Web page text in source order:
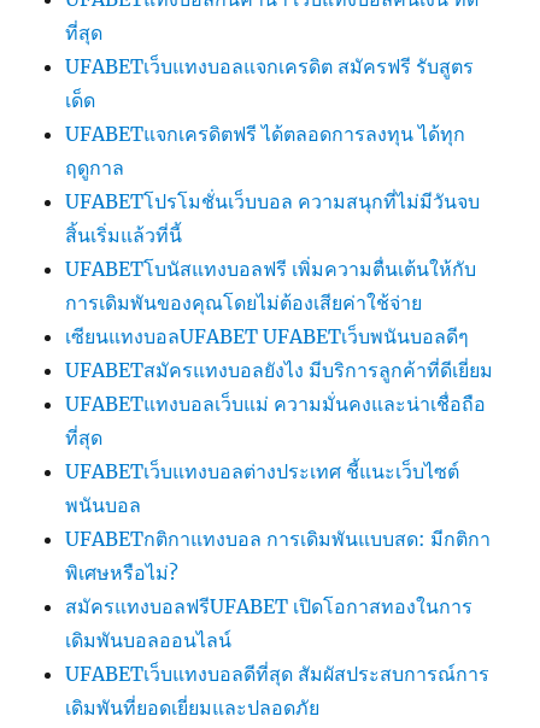
ที่สุด
UFABETเว็บแทงบอลแจกเครดิต สมัครฟรี รับสูตร
เด็ด
UFABETแจกเครดิตฟรี ได้ตลอดการลงทุน ได้ทุก
ฤดูกาล
UFABETโปรโมชั่นเว็บบอล ความสนุกที่ไม่มีวันจบ
สิ้นเริ่มแล้วที่นี้
UFABETโบนัสแทงบอลฟรี เพิ่มความตื่นเต้นให้กับ
การเดิมพันของคุณโดยไม่ต้องเสียค่าใช้จ่าย
เซียนแทงบอลUFABET UFABETเว็บพนันบอลดีๆ
UFABETสมัครแทงบอลยังไง มีบริการลูกค้าที่ดีเยี่ยม
UFABETแทงบอลเว็บแม่ ความมั่นคงและน่าเชื่อถือ
ที่สุด
UFABETเว็บแทงบอลต่างประเทศ ชี้แนะเว็บไซต์
พนันบอล
UFABETกติกาแทงบอล การเดิมพันแบบสด: มีกติกา
พิเศษหรือไม่?
สมัครแทงบอลฟรีUFABET เปิดโอกาสทองในการ
เดิมพันบอลออนไลน์
UFABETเว็บแทงบอลดีที่สุด สัมผัสประสบการณ์การ
เดิมพันที่ยอดเยี่ยมและปลอดภัย